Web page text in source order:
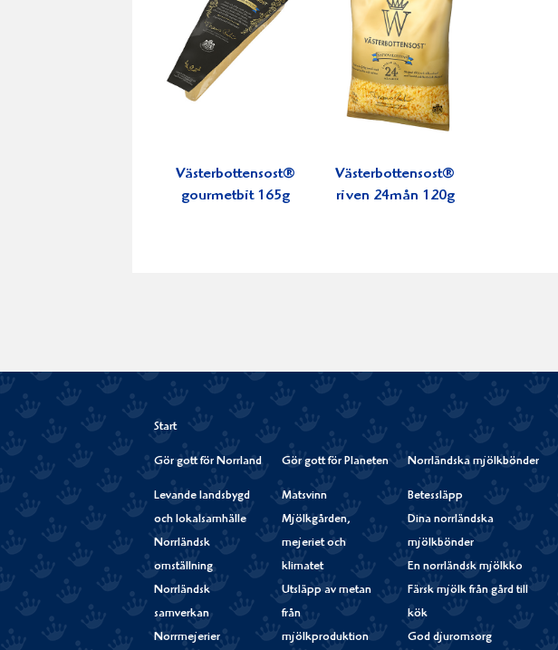
Västerbottensost®
gourmetbit 165g
Västerbottensost®
riven 24mån 120g
Start
Gör gott för Norrland
Levande landsbygd
och lokalsamhälle
Norrländsk
omställning
Norrländsk
samverkan
Norrmejerier
Gör gott för Planeten
Matsvinn
Mjölkgården,
mejeriet och
klimatet
Utsläpp av metan
från
mjölkproduktion
Norrländska mjölkbönder
Betessläpp
Dina norrländska
mjölkbönder
En norrländsk mjölkko
Färsk mjölk från gård till
kök
God djuromsorg